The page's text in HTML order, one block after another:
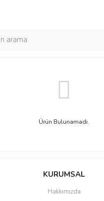
Ürün Bulunamadı.
KURUMSAL
Hakkımızda